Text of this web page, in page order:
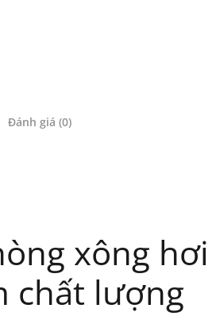
Đánh giá (0)
xông
chất lượng